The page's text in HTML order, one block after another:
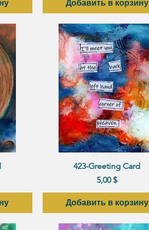
Добавить в корзину
Быстрый просмотр
423-Greeting Card
Цена
5,00 $
Добавить в корзину